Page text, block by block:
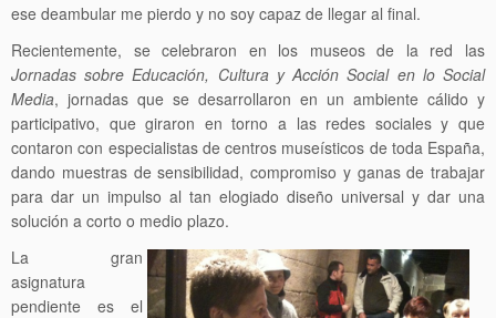
ese deambular me pierdo y no soy capaz de llegar al final.
Recientemente, se celebraron en los museos de la red las
Jornadas sobre Educación, Cultura y Acción Social en lo Social
Media, jornadas que se desarrollaron en un ambiente cálido y
participativo, que giraron en torno a las redes sociales y que
contaron con especialistas de centros museísticos de toda España,
dando muestras de sensibilidad, compromiso y ganas de trabajar
para dar un impulso al tan elogiado diseño universal y dar una
solución a corto o medio plazo.
La gran
asignatura
pendiente es el